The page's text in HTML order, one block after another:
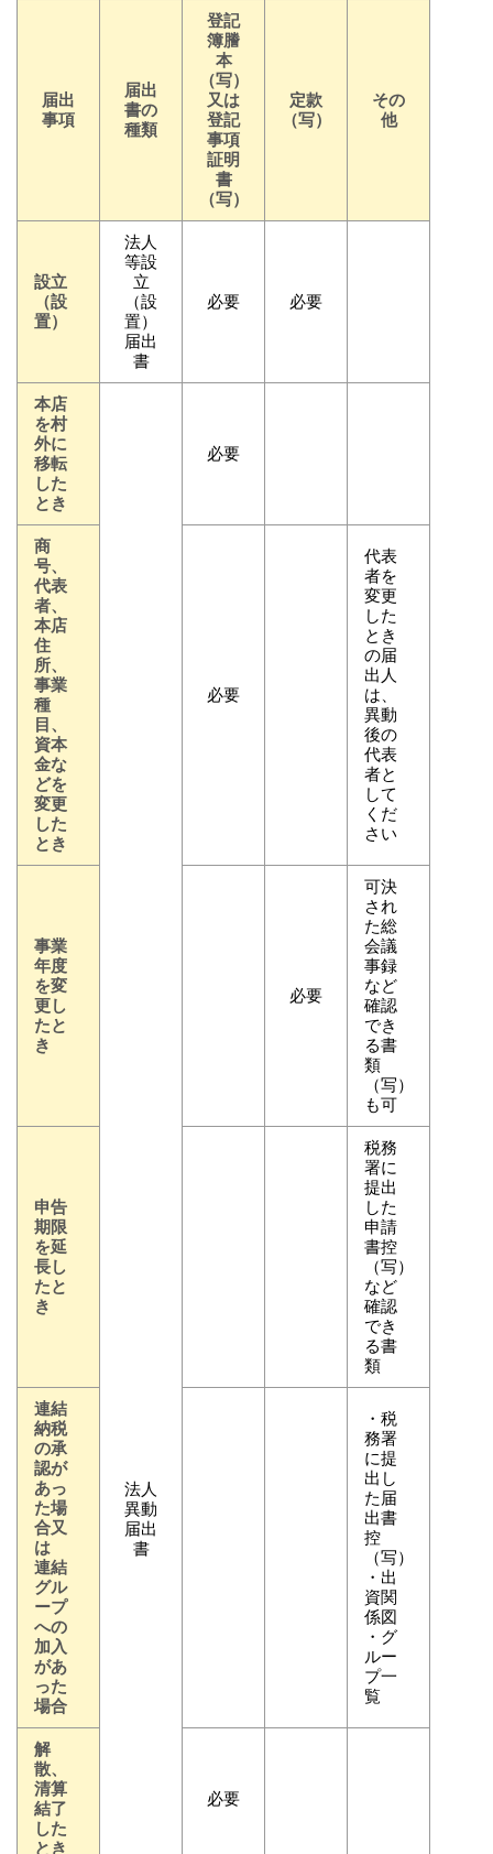
届出
事項
届出
書の
種類
登記
簿謄
本
（写）
又は
登記
事項
証明
書
（写）
定款
（写）
その
他
設立
（設
置）
法人
等設
立
（設
置）
届出
書
必要 必要
本店
を村
外に
移転
した
とき
法人
異動
届出
書
必要
商
号、
代表
者、
本店
住
所、
事業
種
目、
資本
金な
どを
変更
した
とき
必要
代表
者を
変更
した
とき
の届
出人
は、
異動
後の
代表
者と
して
くだ
さい
事業
年度
を変
更し
たと
き
必要
可決
され
た総
会議
事録
など
確認
でき
る書
類
（写）
も可
申告
期限
を延
長し
たと
き
税務
署に
提出
した
申請
書控
（写）
など
確認
でき
る書
類
連結
納税
の承
認が
あっ
た場
合又
は
連結
グル
ープ
への
加入
があ
った
場合
・税
務署
に提
出し
た届
出書
控
（写）
・出
資関
係図
・グ
ルー
プ一
覧
解
散、
清算
結了
した
とき
必要